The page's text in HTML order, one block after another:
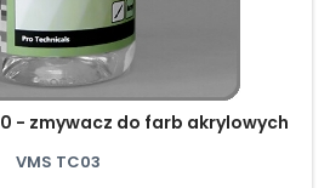
- zmywacz do farb akrylowych
VMS TC03